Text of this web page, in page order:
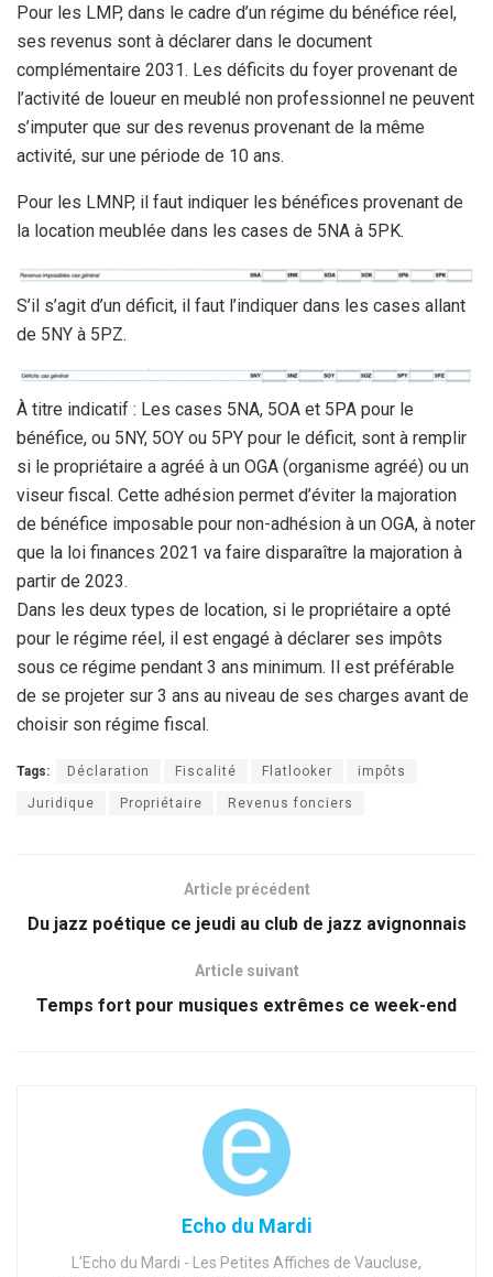
Pour les LMP, dans le cadre d’un régime du bénéfice réel,
ses revenus sont à déclarer dans le document
complémentaire 2031. Les déficits du foyer provenant de
l’activité de loueur en meublé non professionnel ne peuvent
s’imputer que sur des revenus provenant de la même
activité, sur une période de 10 ans.
Pour les LMNP, il faut indiquer les bénéfices provenant de
la location meublée dans les cases de 5NA à 5PK.
S’il s’agit d’un déficit, il faut l’indiquer dans les cases allant
de 5NY à 5PZ.
À titre indicatif : Les cases 5NA, 5OA et 5PA pour le
bénéfice, ou 5NY, 5OY ou 5PY pour le déficit, sont à remplir
si le propriétaire a agréé à un OGA (organisme agréé) ou un
viseur fiscal. Cette adhésion permet d’éviter la majoration
de bénéfice imposable pour non-adhésion à un OGA, à noter
que la loi finances 2021 va faire disparaître la majoration à
partir de 2023.
Dans les deux types de location, si le propriétaire a opté
pour le régime réel, il est engagé à déclarer ses impôts
sous ce régime pendant 3 ans minimum. Il est préférable
de se projeter sur 3 ans au niveau de ses charges avant de
choisir son régime fiscal.
Tags: Déclaration Fiscalité Flatlooker impôts
Juridique Propriétaire Revenus fonciers
Article précédent
Du jazz poétique ce jeudi au club de jazz avignonnais
Article suivant
Temps fort pour musiques extrêmes ce week-end
Echo du Mardi
L'Echo du Mardi - Les Petites Affiches de Vaucluse,